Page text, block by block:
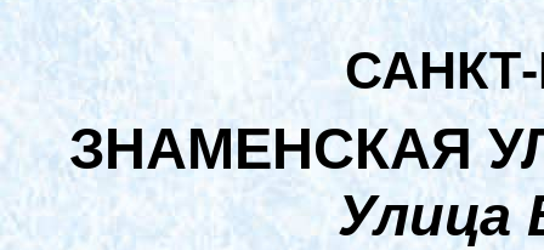
ЗНАМЕНСКАЯ
Улица